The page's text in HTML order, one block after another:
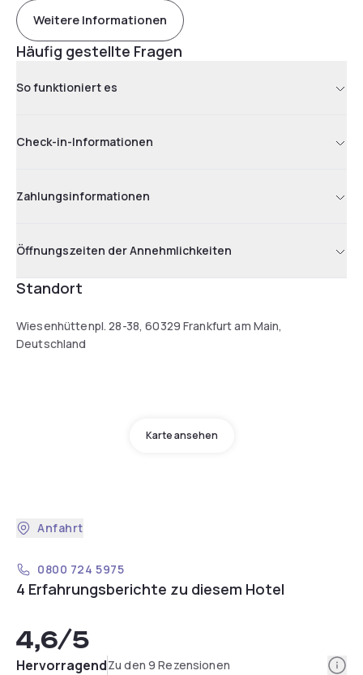
Stone Lounge des Le Méridien. Dieser umfasst einen
Fitnessbereich, eine Sauna und ein Dampfbad. Der
Fitnessraum mit hochmodernen Geräten, Tageslicht und
einer Sommerterrasse ist mit dem Zimmerschlüssel rund um
Schönheitsanwendungen werden im Wellnessbereich
Weitere Informationen
Häufig gestellte Fragen
So funktioniert es
Check-in-Informationen
Zahlungsinformationen
Öffnungszeiten der Annehmlichkeiten
Standort
Wiesenhüttenpl. 28-38, 60329 Frankfurt am Main,
Deutschland
Karte ansehen
Anfahrt
0800 724 5975
4 Erfahrungsberichte zu diesem Hotel
4,6/5
HervorragendZu den 9 Rezensionen